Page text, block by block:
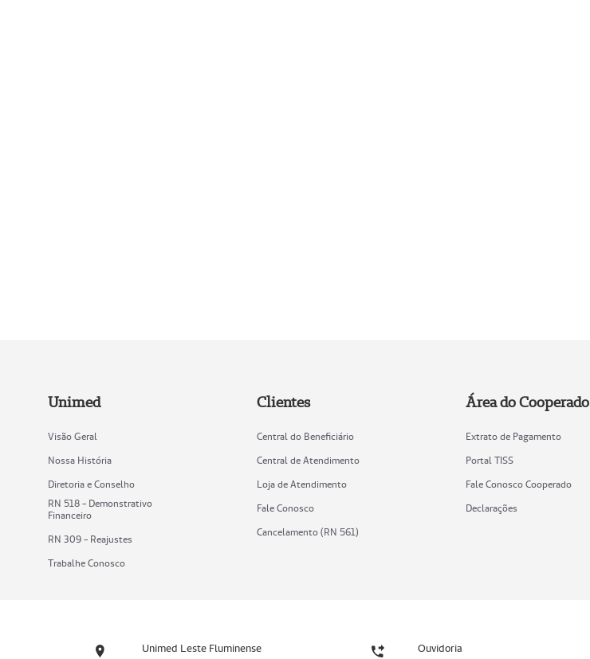
Unimed
Visão Geral
Nossa História
Diretoria e Conselho
RN 518 - Demonstrativo
Financeiro
RN 309 - Reajustes
Trabalhe Conosco
Clientes
Central do Beneficiário
Central de Atendimento
Loja de Atendimento
Fale Conosco
Cancelamento (RN 561)
Área do Cooperado
Extrato de Pagamento
Portal TISS
Fale Conosco Cooperado
Declarações
Unimed Leste Fluminense Ouvidoria